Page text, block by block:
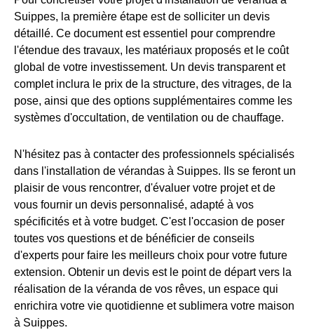
Suippes, la première étape est de solliciter un devis
détaillé. Ce document est essentiel pour comprendre
l'étendue des travaux, les matériaux proposés et le coût
global de votre investissement. Un devis transparent et
complet inclura le prix de la structure, des vitrages, de la
pose, ainsi que des options supplémentaires comme les
systèmes d'occultation, de ventilation ou de chauffage.
N'hésitez pas à contacter des professionnels spécialisés
dans l'installation de vérandas à Suippes. Ils se feront un
plaisir de vous rencontrer, d'évaluer votre projet et de
vous fournir un devis personnalisé, adapté à vos
spécificités et à votre budget. C'est l'occasion de poser
toutes vos questions et de bénéficier de conseils
d'experts pour faire les meilleurs choix pour votre future
extension. Obtenir un devis est le point de départ vers la
réalisation de la véranda de vos rêves, un espace qui
enrichira votre vie quotidienne et sublimera votre maison
à Suippes.